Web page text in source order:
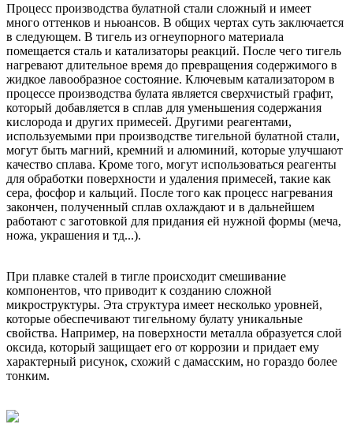
Процесс производства булатной стали сложный и имеет
много оттенков и ньюансов. В общих чертах суть заключается
в следующем. В тигель из огнеупорного материала
помещается сталь и катализаторы реакций. После чего тигель
нагревают длительное время до превращения содержимого в
жидкое лавообразное состояние. Ключевым катализатором в
процессе производства булата является сверхчистый графит,
который добавляется в сплав для уменьшения содержания
кислорода и других примесей. Другими реагентами,
используемыми при производстве тигельной булатной стали,
могут быть магний, кремний и алюминий, которые улучшают
качество сплава. Кроме того, могут использоваться реагенты
для обработки поверхности и удаления примесей, такие как
сера, фосфор и кальций. После того как процесс нагревания
закончен, полученный сплав охлаждают и в дальнейшем
работают с заготовкой для придания ей нужной формы (меча,
ножа, украшения и тд...).
При плавке сталей в тигле происходит смешивание
компонентов, что приводит к созданию сложной
микроструктуры. Эта структура имеет несколько уровней,
которые обеспечивают тигельному булату уникальные
свойства. Например, на поверхности металла образуется слой
оксида, который защищает его от коррозии и придает ему
характерный рисунок, схожий с дамасским, но гораздо более
тонким.